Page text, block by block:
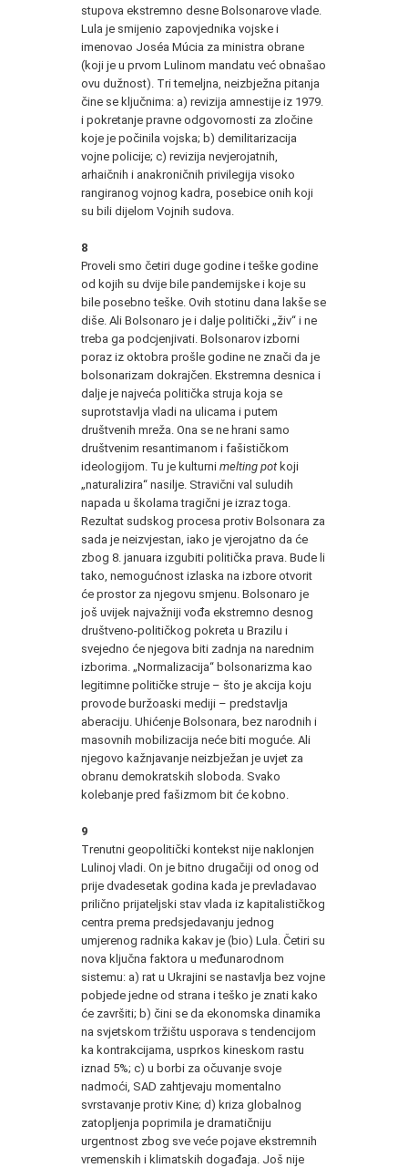
stupova ekstremno desne Bolsonarove vlade.
Lula je smijenio zapovjednika vojske i
imenovao Joséa Múcia za ministra obrane
(koji je u prvom Lulinom mandatu već obnašao
ovu dužnost). Tri temeljna, neizbježna pitanja
čine se ključnima: a) revizija amnestije iz 1979.
i pokretanje pravne odgovornosti za zločine
koje je počinila vojska; b) demilitarizacija
vojne policije; c) revizija nevjerojatnih,
arhaičnih i anakroničnih privilegija visoko
rangiranog vojnog kadra, posebice onih koji
su bili dijelom Vojnih sudova.
8
Proveli smo četiri duge godine i teške godine
od kojih su dvije bile pandemijske i koje su
bile posebno teške. Ovih stotinu dana lakše se
diše. Ali Bolsonaro je i dalje politički „živ“ i ne
treba ga podcjenjivati. Bolsonarov izborni
poraz iz oktobra prošle godine ne znači da je
bolsonarizam dokrajčen. Ekstremna desnica i
dalje je najveća politička struja koja se
suprotstavlja vladi na ulicama i putem
društvenih mreža. Ona se ne hrani samo
društvenim resantimanom i fašističkom
ideologijom. Tu je kulturni melting pot koji
„naturalizira“ nasilje. Stravični val suludih
napada u školama tragični je izraz toga.
Rezultat sudskog procesa protiv Bolsonara za
sada je neizvjestan, iako je vjerojatno da će
zbog 8. januara izgubiti politička prava. Bude li
tako, nemogućnost izlaska na izbore otvorit
će prostor za njegovu smjenu. Bolsonaro je
još uvijek najvažniji vođa ekstremno desnog
društveno-političkog pokreta u Brazilu i
svejedno će njegova biti zadnja na narednim
izborima. „Normalizacija“ bolsonarizma kao
legitimne političke struje – što je akcija koju
provode buržoaski mediji – predstavlja
aberaciju. Uhićenje Bolsonara, bez narodnih i
masovnih mobilizacija neće biti moguće. Ali
njegovo kažnjavanje neizbježan je uvjet za
obranu demokratskih sloboda. Svako
kolebanje pred fašizmom bit će kobno.
9
Trenutni geopolitički kontekst nije naklonjen
Lulinoj vladi. On je bitno drugačiji od onog od
prije dvadesetak godina kada je prevladavao
prilično prijateljski stav vlada iz kapitalističkog
centra prema predsjedavanju jednog
umjerenog radnika kakav je (bio) Lula. Četiri su
nova ključna faktora u međunarodnom
sistemu: a) rat u Ukrajini se nastavlja bez vojne
pobjede jedne od strana i teško je znati kako
će završiti; b) čini se da ekonomska dinamika
na svjetskom tržištu usporava s tendencijom
ka kontrakcijama, usprkos kineskom rastu
iznad 5%; c) u borbi za očuvanje svoje
nadmoći, SAD zahtjevaju momentalno
svrstavanje protiv Kine; d) kriza globalnog
zatopljenja poprimila je dramatičniju
urgentnost zbog sve veće pojave ekstremnih
vremenskih i klimatskih događaja. Još nije